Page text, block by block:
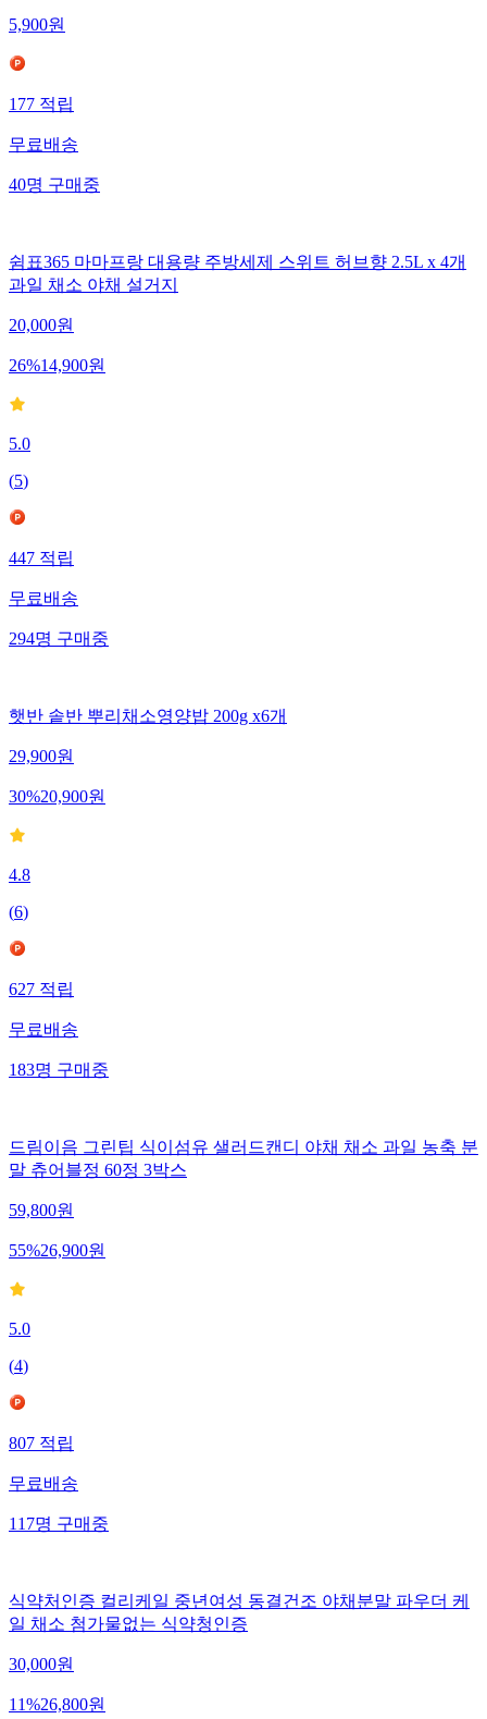
5,900원
177 적립
무료배송
40명 구매중
쉼표365 마마프랑 대용량 주방세제 스위트 허브향 2.5L x 4개
과일 채소 야채 설거지
20,000원
26%14,900원
5.0
(5)
447 적립
무료배송
294명 구매중
햇반 솥반 뿌리채소영양밥 200g x6개
29,900원
30%20,900원
4.8
(6)
627 적립
무료배송
183명 구매중
드림이음 그린팁 식이섬유 샐러드캔디 야채 채소 과일 농축 분
말 츄어블정 60정 3박스
59,800원
55%26,900원
5.0
(4)
807적립
무료배송
117명구매중
식약처인증 컬리케일 중년여성 동결건조 야채분말 파우더 케
일 채소 첨가물없는 식약청인증
30,000원
11%26,800원